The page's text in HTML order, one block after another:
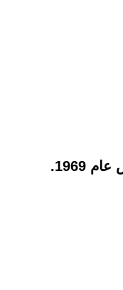
ملاحظة حول مقابلة جورج لوكاش عام 1969.